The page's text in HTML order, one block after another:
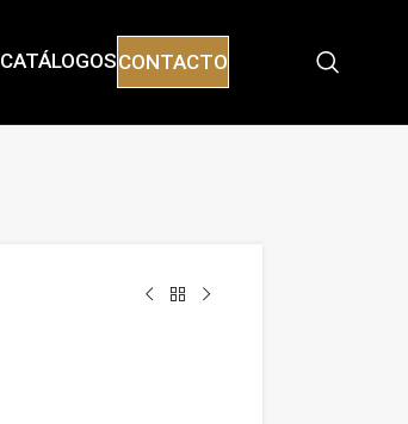
CATÁLOGOSCONTACTO